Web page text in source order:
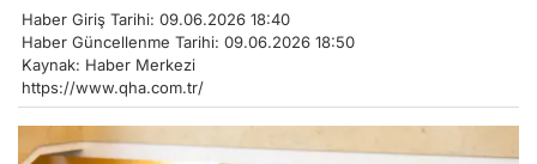
Haber Giriş Tarihi: 09.06.2026 18:40
Haber Güncellenme Tarihi: 09.06.2026 18:50
Kaynak: Haber Merkezi
https://www.qha.com.tr/